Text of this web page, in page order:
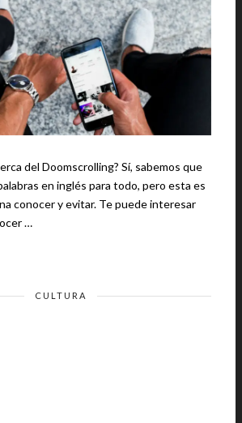
del Doomscrolling? Sí, sabemos que
en inglés para todo, pero esta es
y evitar. Te puede interesar
…
CULTURA